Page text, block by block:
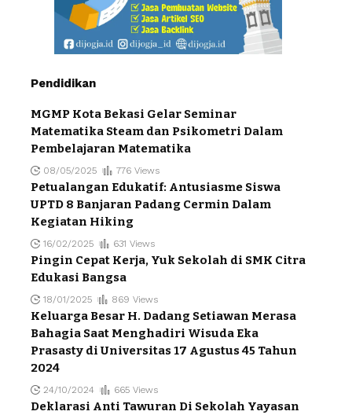
Pendidikan
MGMP Kota Bekasi Gelar Seminar
Matematika Steam dan Psikometri Dalam
Pembelajaran Matematika
08/05/2025 776 Views
Petualangan Edukatif: Antusiasme Siswa
UPTD 8 Banjaran Padang Cermin Dalam
Kegiatan Hiking
16/02/2025 631 Views
Pingin Cepat Kerja, Yuk Sekolah di SMK Citra
Edukasi Bangsa
18/01/2025 869 Views
Keluarga Besar H. Dadang Setiawan Merasa
Bahagia Saat Menghadiri Wisuda Eka
Prasasty di Universitas 17 Agustus 45 Tahun
2024
24/10/2024 665 Views
Deklarasi Anti Tawuran Di Sekolah Yayasan